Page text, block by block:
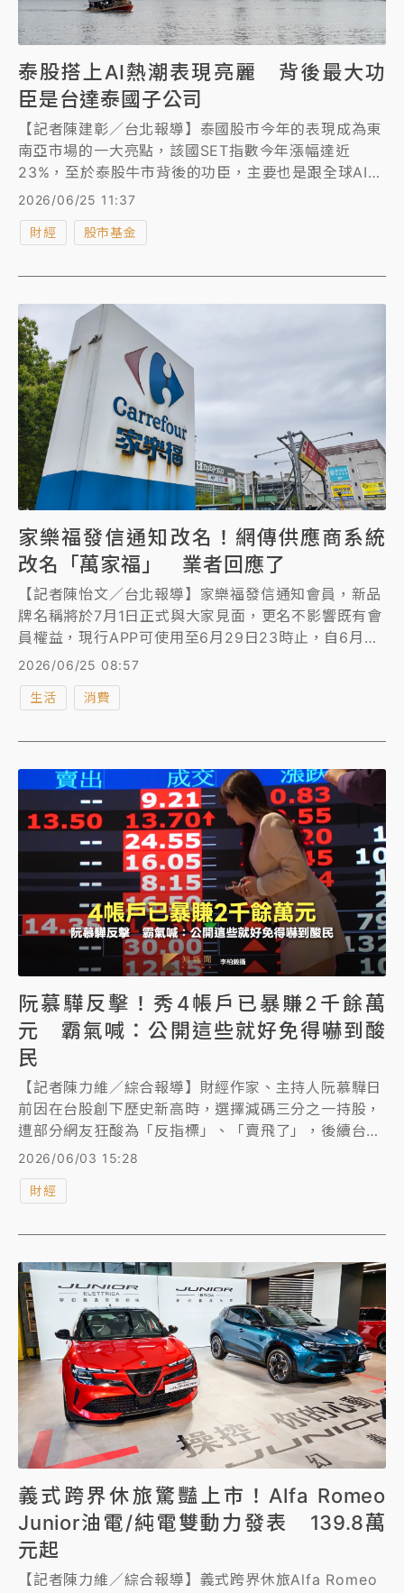
泰股搭上AI熱潮表現亮麗 背後最大功
臣是台達泰國子公司
【記者陳建彰／台北報導】泰國股市今年的表現成為東
南亞市場的一大亮點，該國SET指數今年漲幅達近
23%，至於泰股牛市背後的功臣，主要也是跟全球AI熱
潮有關。
2026/06/25 11:37
財經 股市基金
家樂福發信通知改名！網傳供應商系統
改名「萬家福」 業者回應了
【記者陳怡文／台北報導】家樂福發信通知會員，新品
牌名稱將於7月1日正式與大家見面，更名不影響既有會
員權益，現行APP可使用至6月29日23時止，自6月30
日上午6時起，將正式啟用全新品牌APP；不過昨晚傳
出家樂福內部供應商系統改名為「萬家福」線上商城，
是新名字的可能性相當高，對此，家樂福不承認也不否
不能提及新名稱，7月1日起不能再使用舊名稱」。
2026/06/25 08:57
生活 消費
阮慕驊反擊！秀4帳戶已暴賺2千餘萬
元 霸氣喊：公開這些就好免得嚇到酸
民
【記者陳力維／綜合報導】財經作家、主持人阮慕驊日
前因在台股創下歷史新高時，選擇減碼三分之一持股，
遭部分網友狂酸為「反指標」、「賣飛了」，後續台股
創高他只能後悔。對此，今（6/3）天阮慕驊於社群平
的獲利總計高達2056萬餘元，霸氣回嗆酸民拿出對帳
嚇到酸民」。他也大方分享自己「帳上淨值不等於流動
性」的財富心法，盼投資人能更關注長期的資產配置與
風險控管。
2026/06/03 15:28
財經
義式跨界休旅驚豔上市！Alfa Romeo
Junior油電/純電雙動力發表 139.8萬
元起
【記者陳力維／綜合報導】義式跨界休旅Alfa Romeo